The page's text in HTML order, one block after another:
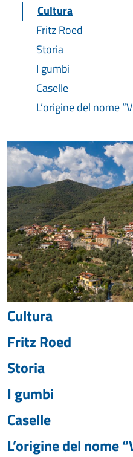
Cultura
Fritz Roed
Storia
I gumbi
Caselle
L’origine del nome
Cultura
Fritz Roed
Storia
I gumbi
Caselle
L’origine del nome